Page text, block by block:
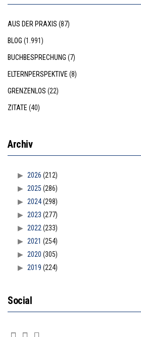
AUS DER PRAXIS (87)
BLOG (1.991)
BUCHBESPRECHUNG (7)
ELTERNPERSPEKTIVE(8)
GRENZENLOS (22)
ZITATE(40)
Archiv
2026 (212)
2025 (286)
2024(298)
2023 (277)
2022(233)
2021 (254)
2020 (305)
2019 (224)
Social